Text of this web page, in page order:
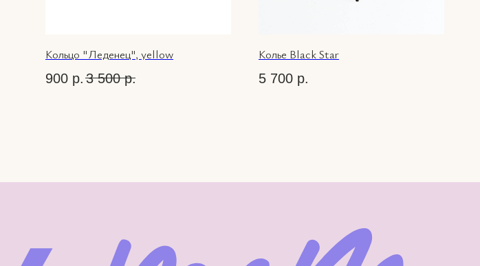
Кольцо "Леденец", yellow
900 р. 3 500 р.
Колье Black Star
5 700 р.